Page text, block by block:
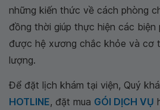
những kiến thức về cách phòng
đồng thời giúp thực hiện các biện
được hệ xương chắc khỏe và cơ
lượng.
Để đặt lịch khám tại viện, Quý
HOTLINE, đặt mua GÓI DỊCH VỤ